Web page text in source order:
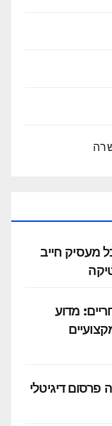
מעסיק חייב
מדוע
פרסום דיגיטלי